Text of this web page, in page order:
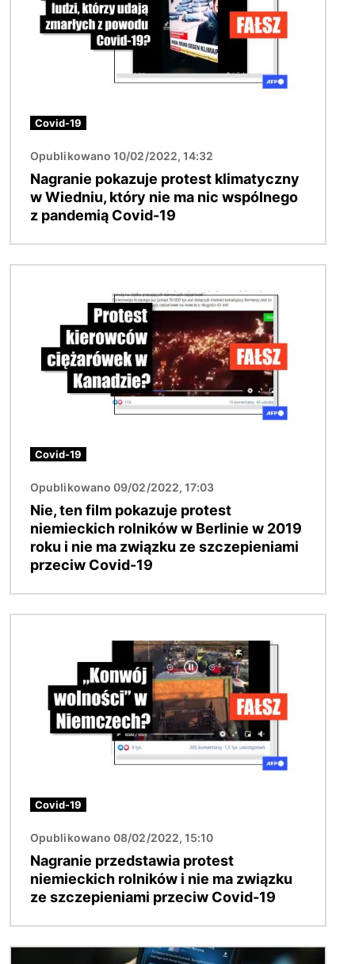
Covid-19
Opublikowano 10/02/2022, 14:32
Nagranie pokazuje protest klimatyczny
w Wiedniu, który nie ma nic wspólnego
z pandemią Covid-19
Covid-19
Opublikowano 09/02/2022, 17:03
Nie, ten film pokazuje protest
niemieckich rolników w Berlinie w 2019
roku i nie ma związku ze szczepieniami
przeciw Covid-19
Covid-19
Opublikowano 08/02/2022, 15:10
Nagranie przedstawia protest
niemieckich rolników i nie ma związku
ze szczepieniami przeciw Covid-19